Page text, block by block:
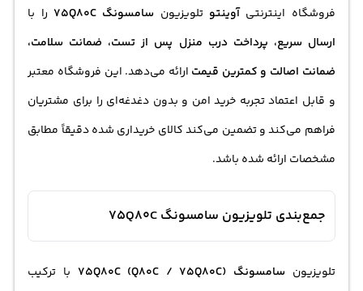
فروشگاه اینترنتیآوینتو تلویزیون سامسونگ 75Q80C
را با
ارسال سریع، پرداخت درب منزل پس از تست، ضمانت سلامت،
ضمانت اصالت و کمترین قیمت ارائه می‌دهد. این فروشگاه معتبر
و قابل اعتماد تجربه خرید امن و بدون دغدغه‌ای را برای مشتریان
فراهم می‌کند و تضمین می‌کند کالای خریداری شده دقیقاً مطابق
مشخصات ارائه شده باشد.
جمع‌بندی تلویزیون سامسونگ 75Q80C
تلویزیون سامسونگ 75Q80C (Q80C / 75Q80C)
با ترکیب